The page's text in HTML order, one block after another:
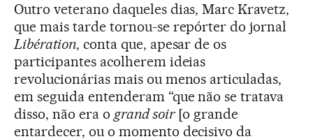
Outro veterano daqueles dias, Marc Kravetz,
que mais tarde tornou-se repórter do jornal
Libération, conta que, apesar de os
participantes acolherem ideias
revolucionárias mais ou menos articuladas,
em seguida entenderam “que não se tratava
disso, não era o grand soir[o grande
entardecer, ou o momento decisivo da